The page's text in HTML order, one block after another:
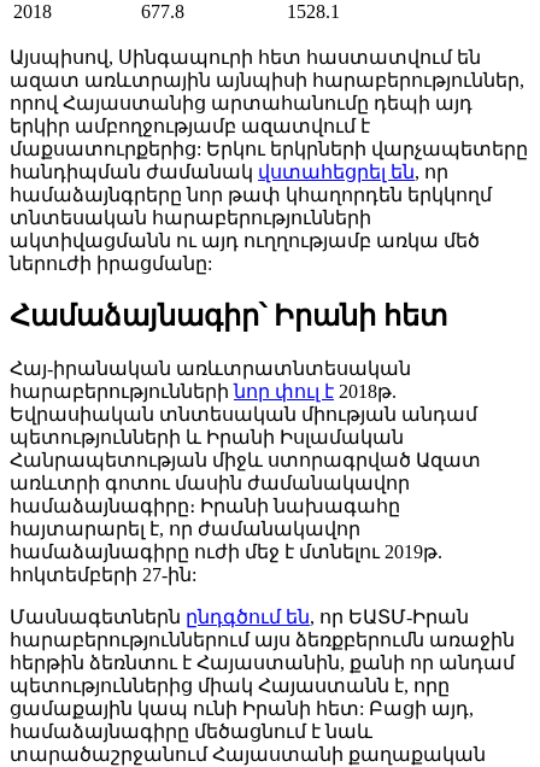
2018
677.8 1528.1
Այսպիսով, Սինգապուրի հետ հաստատվում են
ազատ առևտրային այնպիսի հարաբերություններ,
որով Հայաստանից արտահանումը դեպի այդ
երկիր ամբողջությամբ ազատվում է
մաքսատուրքերից: Երկու երկրների վարչապետերը
հանդիպման ժամանակ վստահեցրել են, որ
համաձայնգրերը նոր թափ կհաղորդեն երկկողմ
տնտեսական հարաբերությունների
ակտիվացմանն ու այդ ուղղությամբ առկա մեծ
ներուժի իրացմանը:
Համաձայնագիր՝ Իրանի հետ
Հայ-իրանական առևտրատնտեսական
հարաբերություններինոր փուլ է 2018թ.
Եվրասիական տնտեսական միության անդամ
պետությունների և Իրանի Իսլամական
Հանրապետության միջև ստորագրված Ազատ
առևտրի գոտու մասին ժամանակավոր
համաձայնագիրը։ Իրանի նախագահը
հայտարարել է, որ ժամանակավոր
համաձայնագիրը ուժի մեջ է մտնելու 2019թ.
հոկտեմբերի 27-ին:
Մասնագետներն ընդգծում են, որ ԵԱՏՄ-Իրան
հարաբերություններում այս ձեռքբերումն առաջին
հերթին ձեռնտու է Հայաստանին, քանի որ անդամ
պետություններից միակ Հայաստանն է, որը
ցամաքային կապ ունի Իրանի հետ: Բացի այդ,
համաձայնագիրը մեծացնում է նաև
տարածաշրջանում Հայաստանի քաղաքական